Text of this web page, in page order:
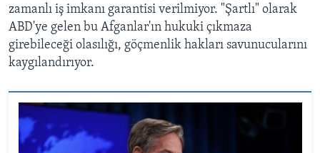
zamanlı iş imkanı garantisi verilmiyor. "Şartlı" olarak
ABD'ye gelen bu Afganlar'ın hukuki çıkmaza
girebileceği olasılığı, göçmenlik hakları savunucularını
kaygılandırıyor.